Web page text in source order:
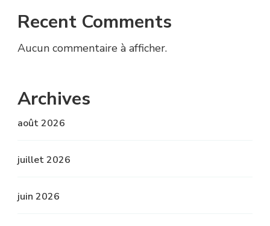
Recent Comments
Aucun commentaire à afficher.
Archives
août 2026
juillet 2026
juin 2026